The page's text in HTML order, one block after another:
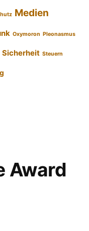
Medien
Oxymoron Pleonasmus
Sicherheit Steuern
Award